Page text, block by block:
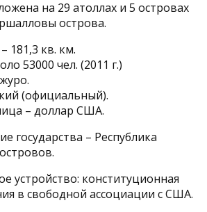
на 29 атоллах и 5 островах
острова.
181,3 кв. км.
53000 чел. (2011 г.)
(официальный).
– доллар США.
государства – Республика
устройство: конституционная
в свободной ассоциации с США.